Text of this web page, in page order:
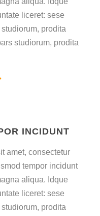
liceret: sese
prodita
studiorum, prodita
INCIDUNT
amet, consectetur
tempor incidunt
aliqua. Idque
liceret: sese
prodita